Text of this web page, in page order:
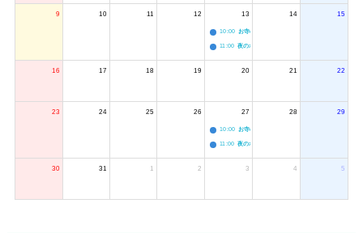
9 10 11 12 13
10:00 お寺のジャグリング教室
11:00 夜のボードゲーム会
14 15
16 17 18 19 20 21 22
23 24 25 26 27
10:00 お寺のジャグリング教室
11:00 夜のボードゲーム会
28 29
30 31 1 2 3 4 5